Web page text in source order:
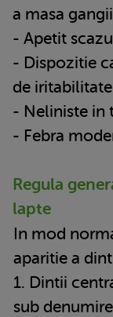
a masa
- Apetit
- Dispozitie
de iritabilitate
- Neliniste in
- Febra
Regula
lapte
In mod
aparitie a
1. Dintii
sub